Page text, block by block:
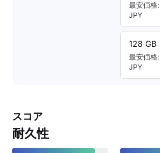
最安価
JPY
128 GB
最安価
JPY
スコア
耐久性